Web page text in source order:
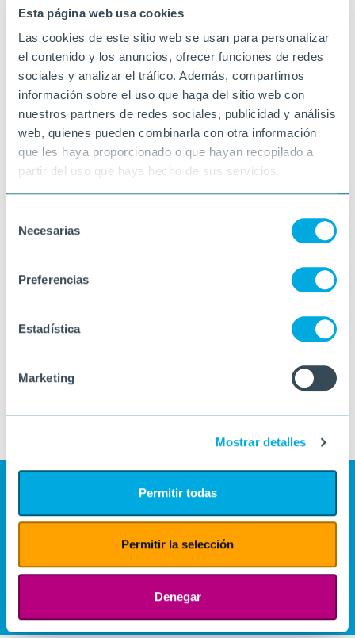
Esta página web usa cookies
Las cookies de este sitio web se usan para personalizar
el contenido y los anuncios, ofrecer funciones de redes
sociales y analizar el tráfico. Además, compartimos
información sobre el uso que haga del sitio web con
nuestros partners de redes sociales, publicidad y análisis
web, quienes pueden combinarla con otra información
que les haya proporcionado o que hayan recopilado a
partir del uso que haya hecho de sus servicios.
Necesarias
Preferencias
Estadística
Marketing
Mostrar detalles
Permitir todas
Permitir la selección
Denegar